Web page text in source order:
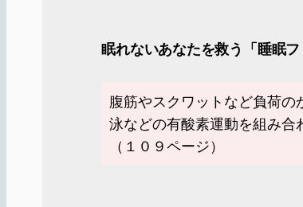
眠れないあなたを救う「睡眠フ
腹筋やスクワットなど負荷
泳などの有酸素運動を組み合
（１０９ページ）